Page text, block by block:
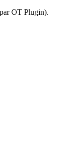
OT Plugin).